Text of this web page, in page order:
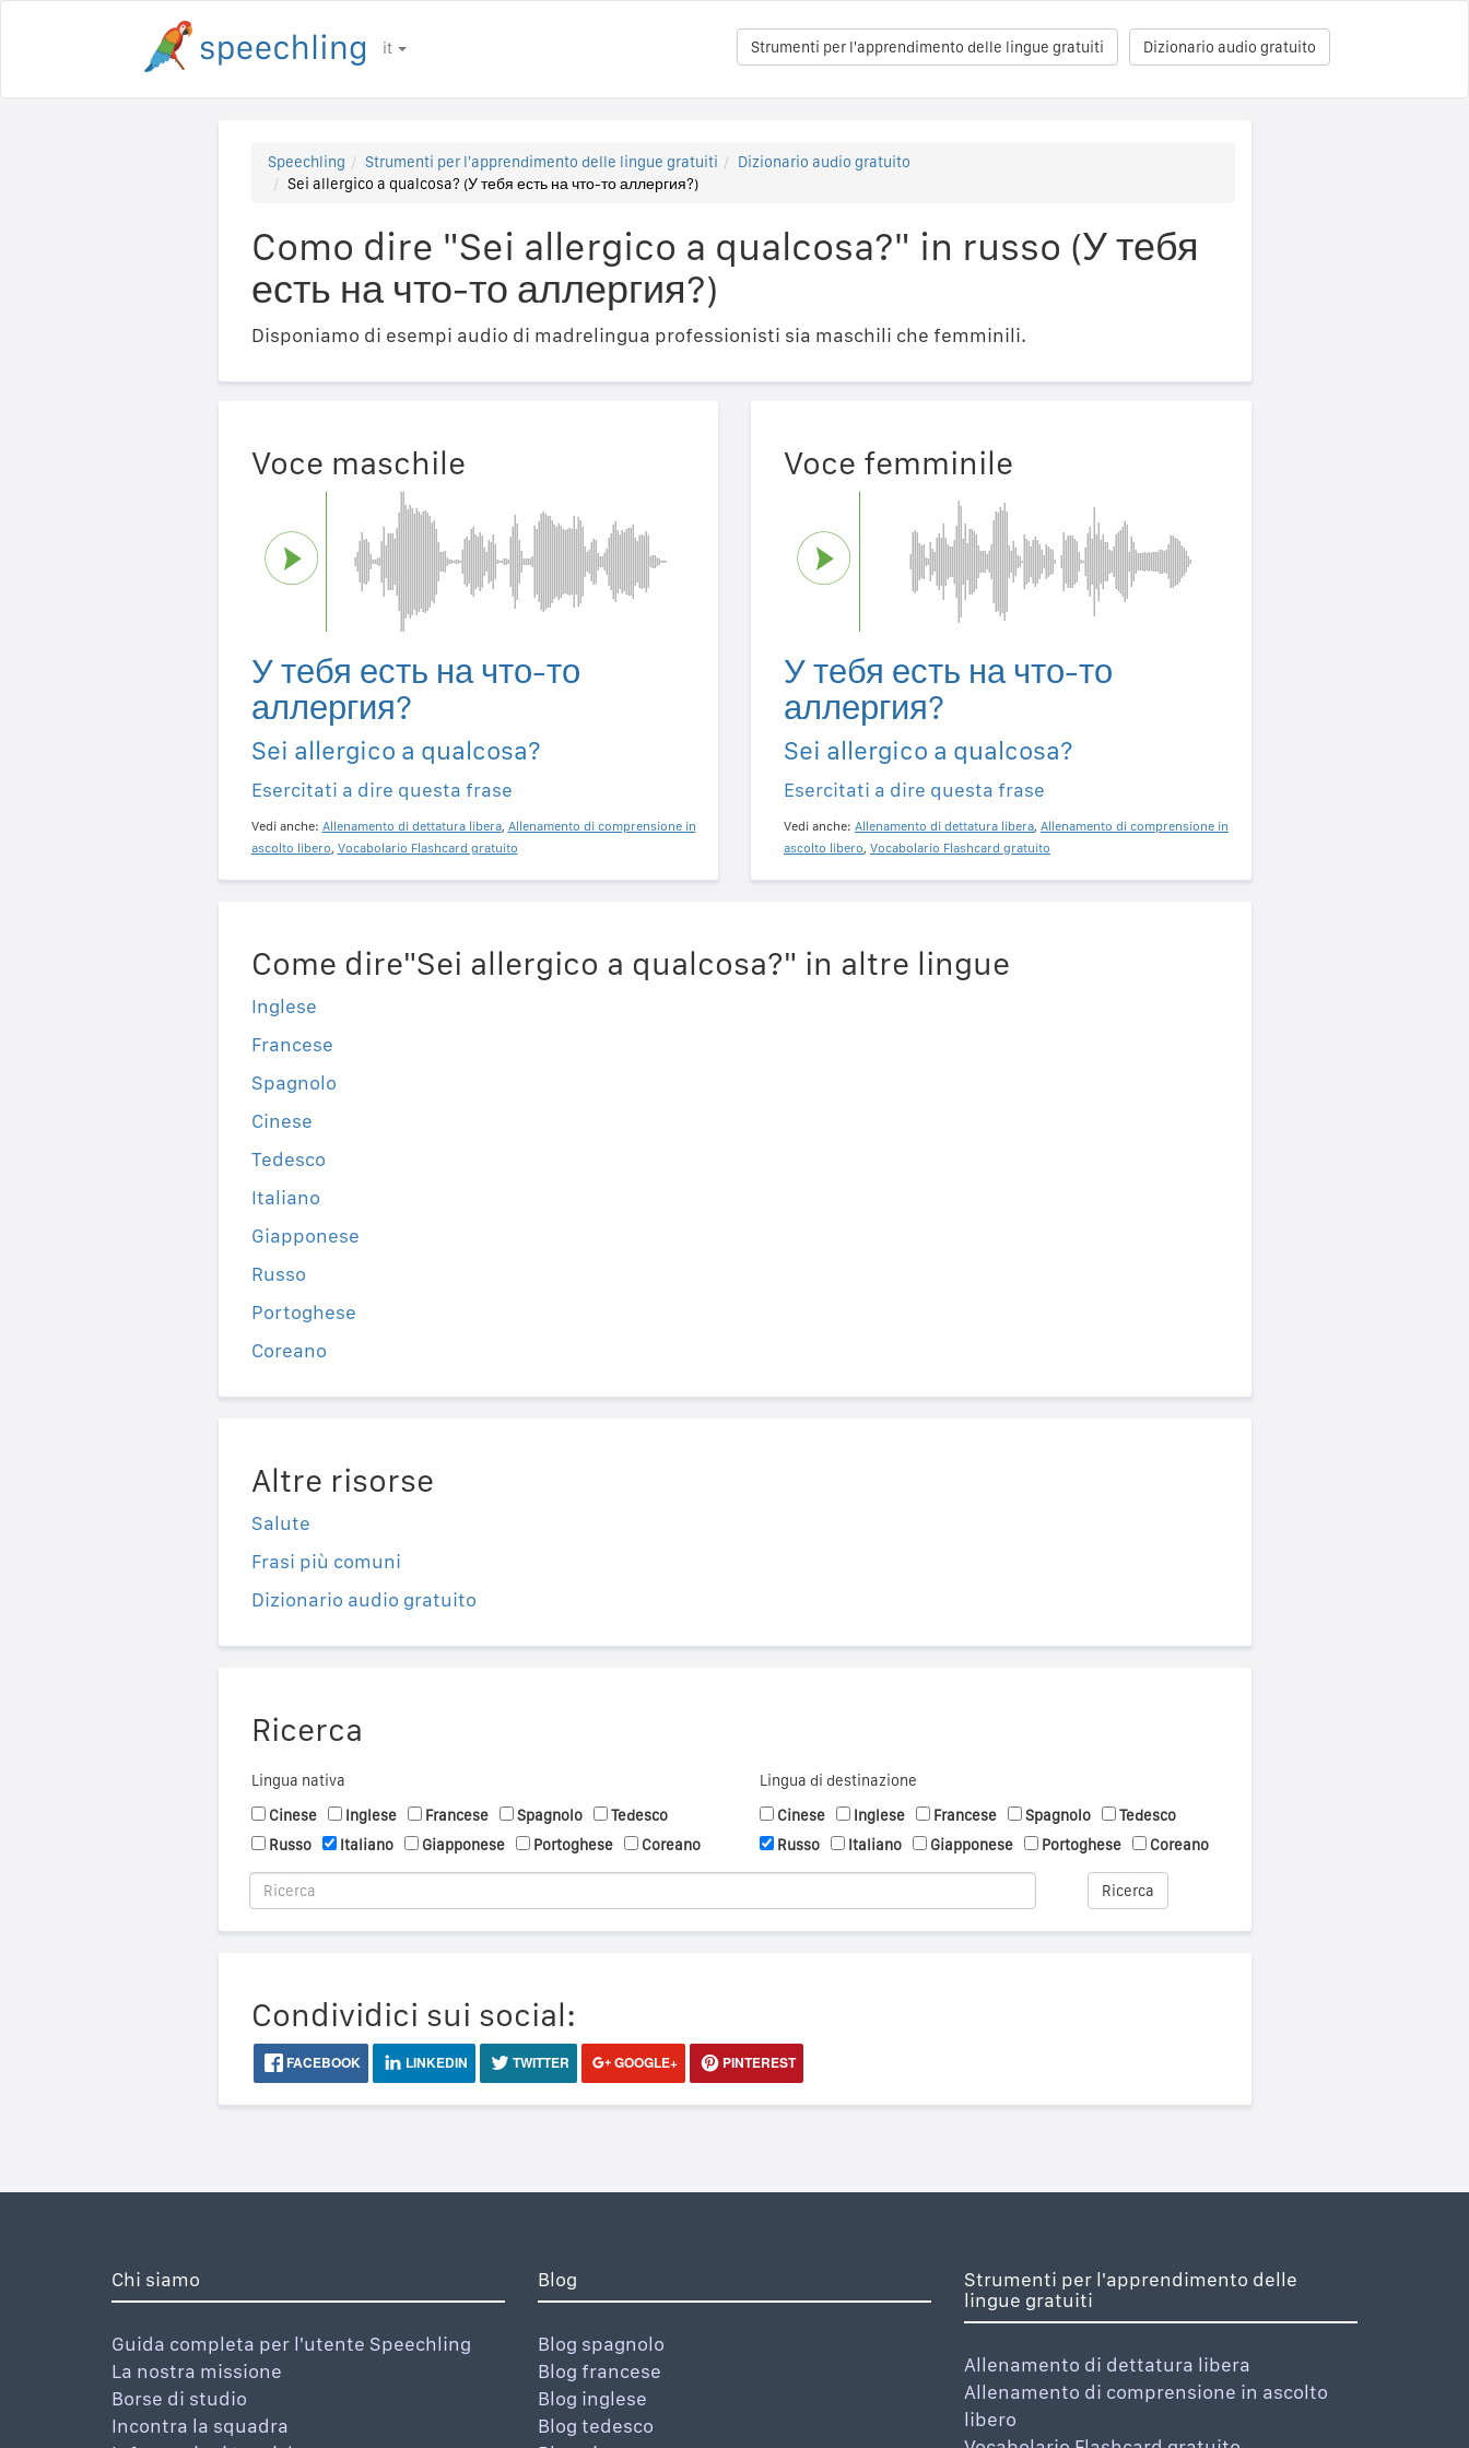
it Dizionario audio gratuito
Strumenti per l'apprendimento delle lingue gratuiti
Speechling Strumenti per l'apprendimento delle lingue gratuiti
Dizionario audio gratuito
Sei allergico a qualcosa? (У тебя есть на что-то аллергия?)
Como dire "Sei allergico a qualcosa?" in russo (У тебя
есть на что-то аллергия?)
Disponiamo di esempi audio di madrelingua professionisti sia maschili che femminili.
Voce maschile
У тебя есть на что-то
аллергия?
Sei allergico a qualcosa?
Esercitati a dire questa frase
Vedi anche: Allenamento di dettatura libera, Allenamento di comprensione in
ascolto libero, Vocabolario Flashcard gratuito
Voce femminile
У тебя есть на что-то
аллергия?
Sei allergico a qualcosa?
Esercitati a dire questa frase
Vedi anche: Allenamento di dettatura libera, Allenamento di comprensione in
ascolto libero, Vocabolario Flashcard gratuito
Come dire"Sei allergico a qualcosa?" in altre lingue
Inglese
Francese
Spagnolo
Cinese
Tedesco
Italiano
Giapponese
Russo
Portoghese
Coreano
Altre risorse
Salute
Frasi più comuni
Dizionario audio gratuito
Ricerca
Lingua nativa
Cinese
Inglese Francese Spagnolo
Tedesco
Russo
Italiano Giapponese Portoghese Coreano
Lingua di destinazione
Cinese
Inglese Francese Spagnolo
Tedesco
Russo
Italiano Giapponese Portoghese Coreano
Ricerca
Condividici sui social:
FACEBOOK LINKEDIN TWITTER GOOGLE+ PINTEREST
Chi siamo
Guida completa per l'utente Speechling
La nostra missione
Borse di studio
Incontra la squadra
Blog
Blog spagnolo
Blog francese
Blog inglese
Blog tedesco
Strumenti per l'apprendimento delle
lingue gratuiti
Allenamento di dettatura libera
Allenamento di comprensione in ascolto
libero